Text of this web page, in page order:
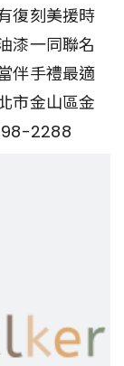
復刻美援時
漆一同聯名
伴手禮最適
市金山區金
2288